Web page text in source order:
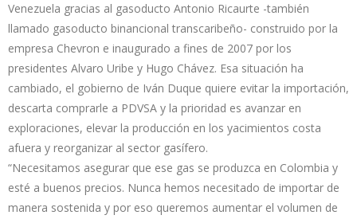
Venezuela gracias al gasoducto Antonio Ricaurte -también
llamado gasoducto binancional transcaribeño- construido por la
empresa Chevron e inaugurado a fines de 2007 por los
presidentes Alvaro Uribe y Hugo Chávez. Esa situación ha
cambiado, el gobierno de Iván Duque quiere evitar la importación,
descarta comprarle a PDVSA y la prioridad es avanzar en
exploraciones, elevar la producción en los yacimientos costa
afuera y reorganizar al sector gasífero.
“Necesitamos asegurar que ese gas se produzca en Colombia y
esté a buenos precios. Nunca hemos necesitado de importar de
manera sostenida y por eso queremos aumentar el volumen de